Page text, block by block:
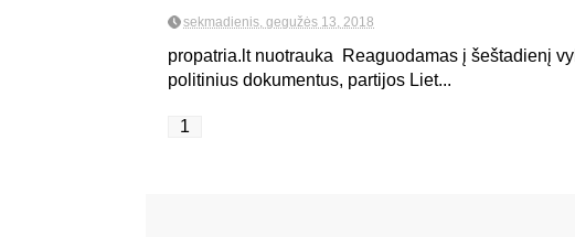
sekmadienis, gegužės 13, 2018
propatria.lt nuotrauka Reaguodamas į šeštadienį
politinius dokumentus, partijos Liet...
1